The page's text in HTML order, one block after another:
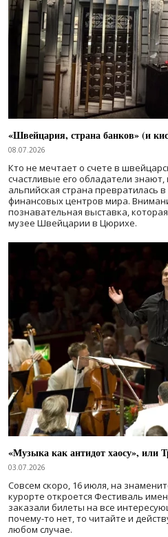
«Швейцария, страна банков» (и
08.07.2026
Кто не мечтает о счете в
счастливые его обладатели
альпийская страна превратилась
финансовых центров мира.
познавательная выставка,
музее Швейцарии в Цюрихе.
«Музыка как антидот хаосу», или
03.07.2026
Совсем скоро, 16 июля, на
курорте откроется Фестиваль
заказали билеты на все
почему-то нет, то читайте и
любом случае.